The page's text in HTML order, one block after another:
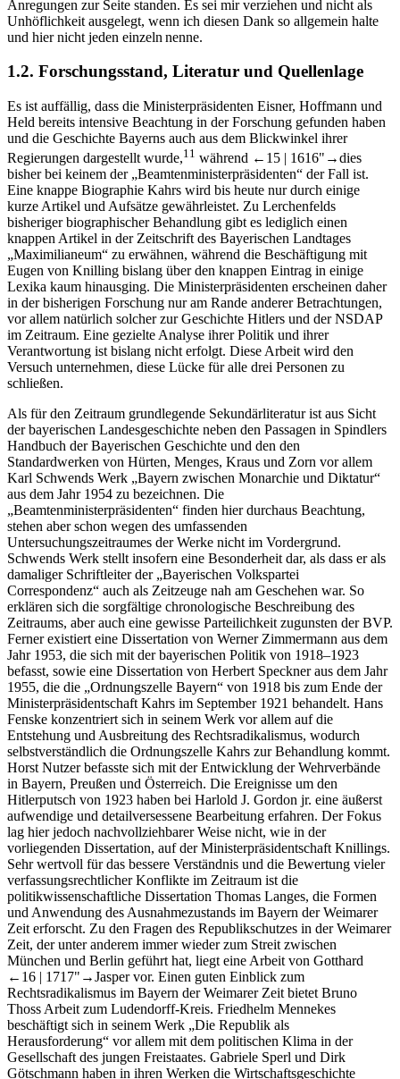
Anregungen zur Seite standen. Es sei mir verziehen und nicht als
Unhöflichkeit ausgelegt, wenn ich diesen Dank so allgemein halte
und hier nicht jeden einzeln nenne.
1.2. Forschungsstand, Literatur und Quellenlage
Es ist auffällig, dass die Ministerpräsidenten Eisner, Hoffmann und
Held bereits intensive Beachtung in der Forschung gefunden haben
und die Geschichte Bayerns auch aus dem Blickwinkel ihrer
Regierungen dargestellt wurde,11 während ←15 | 1616"→dies
bisher bei keinem der „Beamtenministerpräsidenten“ der Fall ist.
Eine knappe Biographie Kahrs wird bis heute nur durch einige
kurze Artikel und Aufsätze gewährleistet. Zu Lerchenfelds
bisheriger biographischer Behandlung gibt es lediglich einen
knappen Artikel in der Zeitschrift des Bayerischen Landtages
„Maximilianeum“ zu erwähnen, während die Beschäftigung mit
Eugen von Knilling bislang über den knappen Eintrag in einige
Lexika kaum hinausging. Die Ministerpräsidenten erscheinen daher
in der bisherigen Forschung nur am Rande anderer Betrachtungen,
vor allem natürlich solcher zur Geschichte Hitlers und der NSDAP
im Zeitraum. Eine gezielte Analyse ihrer Politik und ihrer
Verantwortung ist bislang nicht erfolgt. Diese Arbeit wird den
Versuch unternehmen, diese Lücke für alle drei Personen zu
schließen.
Als für den Zeitraum grundlegende Sekundärliteratur ist aus Sicht
der bayerischen Landesgeschichte neben den Passagen in Spindlers
Handbuch der Bayerischen Geschichte und den den
Standardwerken von Hürten, Menges, Kraus und Zorn vor allem
Karl Schwends Werk „Bayern zwischen Monarchie und Diktatur“
aus dem Jahr 1954 zu bezeichnen. Die
„Beamtenministerpräsidenten“ finden hier durchaus Beachtung,
stehen aber schon wegen des umfassenden
Untersuchungszeitraumes der Werke nicht im Vordergrund.
Schwends Werk stellt insofern eine Besonderheit dar, als dass er als
damaliger Schriftleiter der „Bayerischen Volkspartei
Correspondenz“ auch als Zeitzeuge nah am Geschehen war. So
erklären sich die sorgfältige chronologische Beschreibung des
Zeitraums, aber auch eine gewisse Parteilichkeit zugunsten der BVP.
Ferner existiert eine Dissertation von Werner Zimmermann aus dem
Jahr 1953, die sich mit der bayerischen Politik von 1918–1923
befasst, sowie eine Dissertation von Herbert Speckner aus dem Jahr
1955, die die „Ordnungszelle Bayern“ von 1918 bis zum Ende der
Ministerpräsidentschaft Kahrs im September 1921 behandelt. Hans
Fenske konzentriert sich in seinem Werk vor allem auf die
Entstehung und Ausbreitung des Rechtsradikalismus, wodurch
selbstverständlich die Ordnungszelle Kahrs zur Behandlung kommt.
Horst Nutzer befasste sich mit der Entwicklung der Wehrverbände
in Bayern, Preußen und Österreich. Die Ereignisse um den
Hitlerputsch von 1923 haben bei Harlold J. Gordon jr. eine äußerst
aufwendige und detailversessene Bearbeitung erfahren. Der Fokus
lag hier jedoch nachvollziehbarer Weise nicht, wie in der
vorliegenden Dissertation, auf der Ministerpräsidentschaft Knillings.
Sehr wertvoll für das bessere Verständnis und die Bewertung vieler
verfassungsrechtlicher Konflikte im Zeitraum ist die
politikwissenschaftliche Dissertation Thomas Langes, die Formen
und Anwendung des Ausnahmezustands im Bayern der Weimarer
Zeit erforscht. Zu den Fragen des Republikschutzes in der Weimarer
Zeit, der unter anderem immer wieder zum Streit zwischen
München und Berlin geführt hat, liegt eine Arbeit von Gotthard
←16 | 1717"→Jasper vor. Einen guten Einblick zum
Rechtsradikalismus im Bayern der Weimarer Zeit bietet Bruno
Thoss Arbeit zum Ludendorff-Kreis. Friedhelm Mennekes
beschäftigt sich in seinem Werk „Die Republik als
Herausforderung“ vor allem mit dem politischen Klima in der
Gesellschaft des jungen Freistaates. Gabriele Sperl und Dirk
Götschmann haben in ihren Werken die Wirtschaftsgeschichte